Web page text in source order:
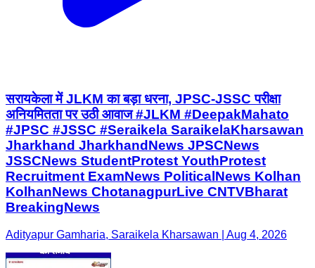
सरायकेला में JLKM का बड़ा धरना, JPSC-JSSC परीक्षा
अनियमितता पर उठी आवाज #JLKM #DeepakMahato
#JPSC #JSSC #Seraikela SaraikelaKharsawan
Jharkhand JharkhandNews JPSCNews
JSSCNews StudentProtest YouthProtest
Recruitment ExamNews PoliticalNews Kolhan
KolhanNews ChotanagpurLive CNTVBharat
BreakingNews
Adityapur Gamharia, Saraikela Kharsawan | Aug 4, 2026